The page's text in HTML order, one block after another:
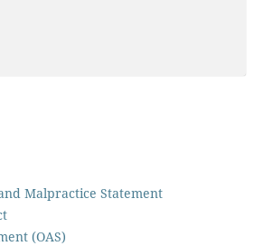
Malpractice Statement
(OAS)